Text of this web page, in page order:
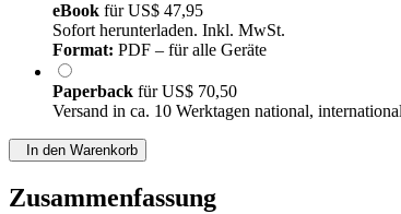
eBook fürUS$ 47,95
Sofort herunterladen. Inkl. MwSt.
Format: PDF – für alle Geräte
Paperback fürUS$ 70,50
Versand in ca. 10 Werktagen national,
In den Warenkorb
Zusammenfassung